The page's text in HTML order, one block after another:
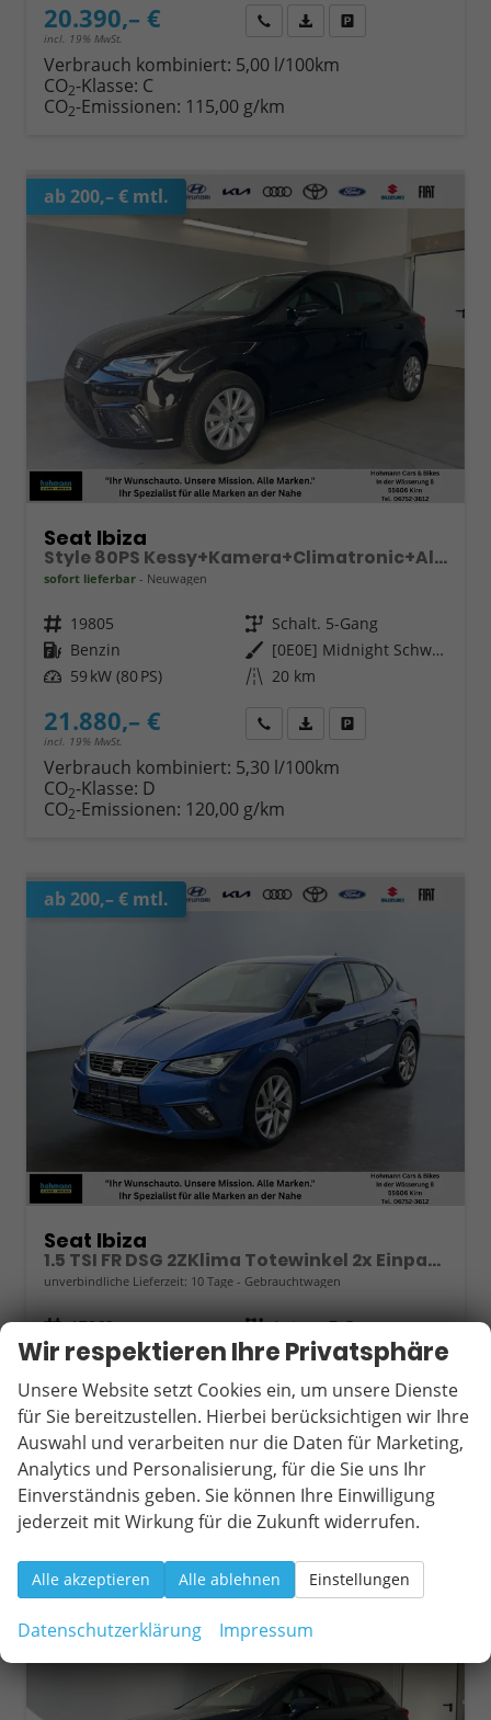
20.390,– €
incl. 19% MwSt.
Wir rufen Sie anFahrzeugexposé (PDF)
Verbrauch kombiniert: 5,00 l/100km
CO2-Klasse: C
CO2-Emissionen: 115,00 g/km
ab 200,– € mtl.
Seat Ibiza
Style 80PS Kessy+Kamera+Climatronic+Alu+PDCvohi+Sitzheiz+App-Connect+DAB
sofort lieferbar Neuwagen
Fahrzeugnr. 19805 Getriebe Schalt. 5-Gang
Kraftstoff Benzin Außenfarbe
[0E0E] Midnight Schwarz Metallic
Leistung 59 kW (80 PS) Kilometerstand 20 km
21.880,– €
incl. 19% MwSt.
Wir rufen Sie anFahrzeugexposé (PDF)
Verbrauch kombiniert: 5,30 l/100km
CO2-Klasse: D
CO2-Emissionen: 120,00 g/km
ab 200,– € mtl.
Seat Ibiza
1.5 TSI FR DSG 2ZKlima Totewinkel 2x Einparkhilfe Kamera Sitzheizung 5J Garantie
unverbindliche Lieferzeit: 10 Tage Gebrauchtwagen
Fahrzeugnr. 17862 GetriebeAutom. 7-Gang
Kraftstoff Benzin Außenfarbe Saphirblau
110 kW (150 PS)
04.03.2025
21.890,– €
incl. 19% MwSt.
Wir rufen Sie an
Fahrzeugexposé (PDF)
Fahrzeug parken
Verbrauch kombiniert:5,60 l/100km
ab 204,– € mtl.
Wir respektieren Ihre Privatsphäre
Unsere Website setzt Cookies ein, um unsere Dienste
für Sie bereitzustellen. Hierbei berücksichtigen wir Ihre
Auswahl und verarbeiten nur die Daten für Marketing,
Analytics und Personalisierung, für die Sie uns Ihr
Einverständnis geben. Sie können Ihre Einwilligung
jederzeit mit Wirkung für die Zukunft widerrufen.
Alle akzeptieren Alle ablehnen Einstellungen
Datenschutzerklärung Impressum